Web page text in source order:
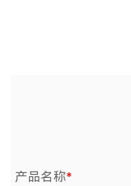
产品名称*